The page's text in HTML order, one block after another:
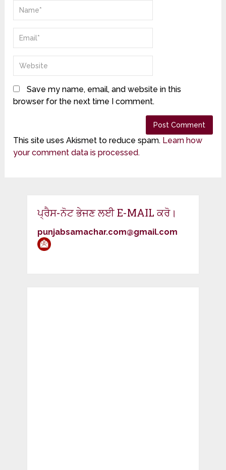
Save my name, email, and website in this
browser for the next time I comment.
This site uses Akismet to reduce spam. Learn how
your comment data is processed.
ਪ੍ਰੈਸ-ਨੋਟ ਭੇਜਣ ਲਈ E-MAIL ਕਰੋ।
punjabsamachar.com@gmail.com